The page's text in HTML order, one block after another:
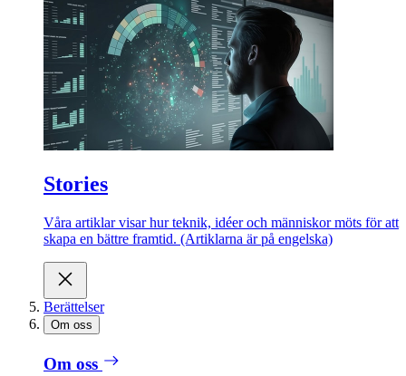
Stories
Våra artiklar visar hur teknik, idéer och människor möts för att
skapa en bättre framtid. (Artiklarna är på engelska)
Berättelser
Om oss
Om oss